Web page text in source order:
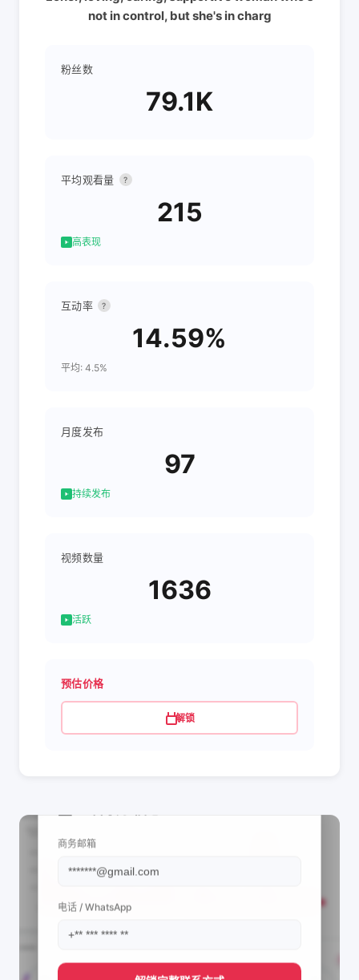
not in control, but she's in charg
粉丝数
79.1K
平均观看量 ?
215
高表现
互动率 ?
14.59%
平均: 4.5%
月度发布
97
持续发布
视频数量
1636
活跃
预估价格
解锁
商务邮箱
电话 / WhatsApp